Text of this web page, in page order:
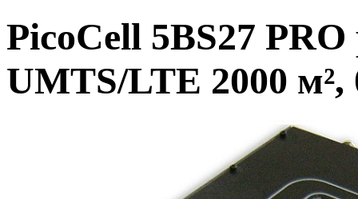
PicoCell 5BS27
UMTS/LTE 2000